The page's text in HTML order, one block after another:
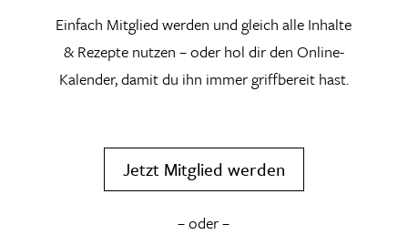
Einfach Mitglied werden und gleich alle Inhalte
& Rezepte nutzen – oder hol dir den Online-
Kalender, damit du ihn immer griffbereit hast.
Jetzt Mitglied werden
– oder –